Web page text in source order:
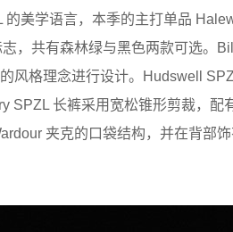
美学语言，本季的主打单品
，共有森林绿与黑色两款可选。
风格理念进行设计。Hudswell
SPZL 长裤采用宽松锥形剪裁，配
夹克的口袋结构，并在背部